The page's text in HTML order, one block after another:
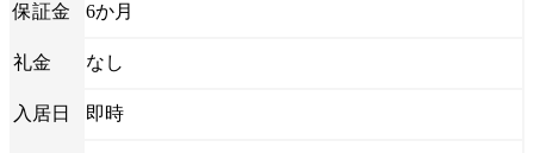
保証金 6か月
礼金 なし
入居日 即時